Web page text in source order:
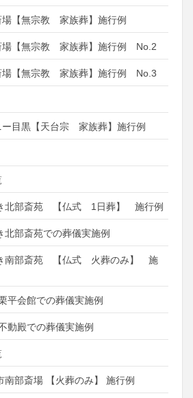
【無宗教 家族葬】施行例
【無宗教 家族葬】施行例 No.2
【無宗教 家族葬】施行例 No.3
目黒【天台宗 家族葬】施行例
北部斎苑 【仏式 1日葬】 施行例
北部斎苑での葬儀実施例
南部斎苑 【仏式 火葬のみ】 施
平会館での葬儀実施例
動殿での葬儀実施例
南部斎場 【火葬のみ】 施行例